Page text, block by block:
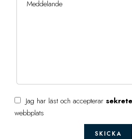
Jag har läst och accepterar
webbplats
SKICKA